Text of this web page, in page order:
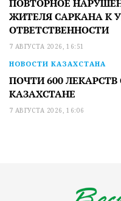
ПОВТОРНОЕ
ЖИТЕЛЯ САРКАНА К
ОТВЕТСТВЕННОСТИ
7 АВГУСТА 2026, 16:51
НОВОСТИ КАЗАХСТАНА
ПОЧТИ 600
КАЗАХСТАНЕ
7 АВГУСТА 2026, 16:06